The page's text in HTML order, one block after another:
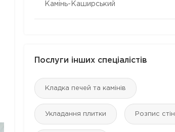
Камінь-Каширський
Послуги інших спеціалістів
Кладка печей та камінів
Укладання плитки Розпис стін